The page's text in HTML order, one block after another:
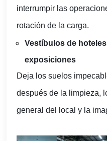
interrumpir las
rotación de la carga.
Vestíbulos de
exposiciones
Deja los suelos
después de la limpieza,
general del local y la